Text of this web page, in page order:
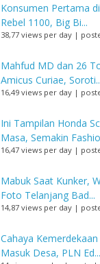
Konsumen Pertama
Rebel 1100, Big Bi...
38,77 views per day |
Mahfud MD dan 26
Amicus Curiae,
16,49 views per day |
Ini Tampilan Honda
Masa, Semakin
16,47 views per day |
Mabuk Saat Kunker,
Foto Telanjang Bad...
14,87 views per day |
Cahaya
Masuk Desa, PLN Ed...